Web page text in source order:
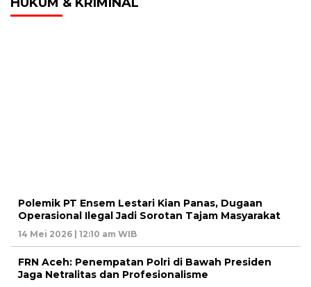
Polemik PT Ensem Lestari Kian Panas, Dugaan
Operasional Ilegal Jadi Sorotan Tajam Masyarakat
14 Mei 2026 | 12:10 am WIB
FRN Aceh: Penempatan Polri di Bawah Presiden
Jaga Netralitas dan Profesionalisme